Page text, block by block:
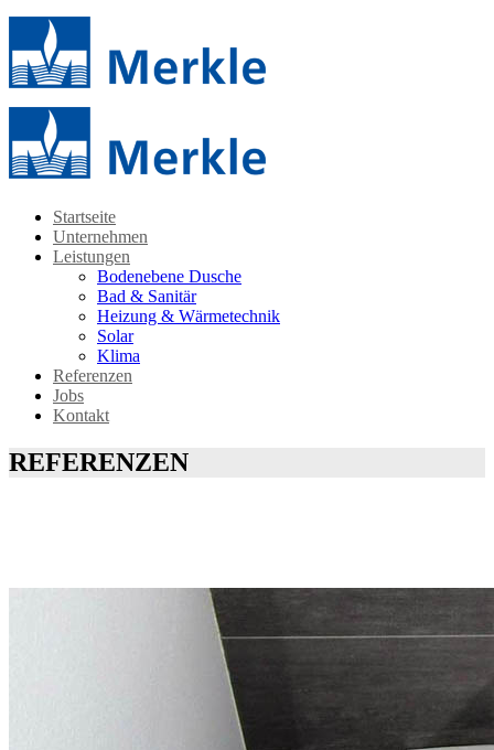
Startseite
Unternehmen
Leistungen
Bodenebene Dusche
Bad & Sanitär
Heizung & Wärmetechnik
Solar
Klima
Referenzen
Jobs
Kontakt
REFERENZEN